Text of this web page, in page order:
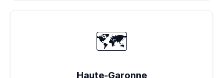
🗺️
Haute-Garonne